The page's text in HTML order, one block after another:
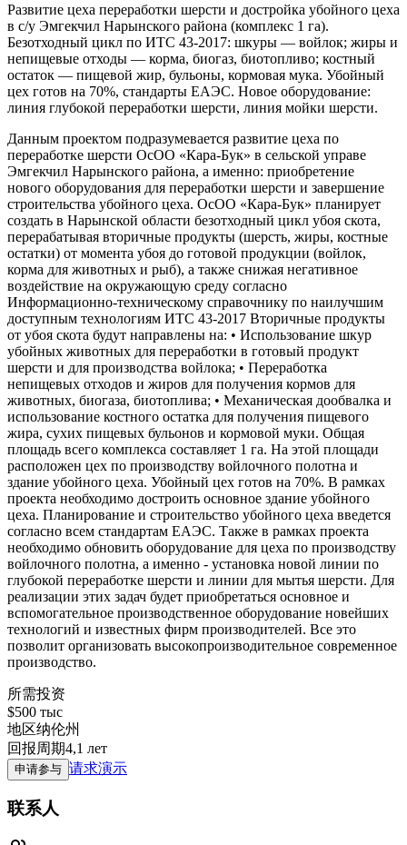
Развитие цеха переработки шерсти и достройка убойного цеха
в с/у Эмгекчил Нарынского района (комплекс 1 га).
Безотходный цикл по ИТС 43-2017: шкуры — войлок; жиры и
непищевые отходы — корма, биогаз, биотопливо; костный
остаток — пищевой жир, бульоны, кормовая мука. Убойный
цех готов на 70%, стандарты ЕАЭС. Новое оборудование:
линия глубокой переработки шерсти, линия мойки шерсти.
Данным проектом подразумевается развитие цеха по
переработке шерсти ОсОО «Кара-Бук» в сельской управе
Эмгекчил Нарынского района, а именно: приобретение
нового оборудования для переработки шерсти и завершение
строительства убойного цеха. ОсОО «Кара-Бук» планирует
создать в Нарынской области безотходный цикл убоя скота,
перерабатывая вторичные продукты (шерсть, жиры, костные
остатки) от момента убоя до готовой продукции (войлок,
корма для животных и рыб), а также снижая негативное
воздействие на окружающую среду согласно
Информационно-техническому справочнику по наилучшим
доступным технологиям ИТС 43-2017 Вторичные продукты
от убоя скота будут направлены на: • Использование шкур
убойных животных для переработки в готовый продукт
шерсти и для производства войлока; • Переработка
непищевых отходов и жиров для получения кормов для
животных, биогаза, биотоплива; • Механическая дообвалка и
использование костного остатка для получения пищевого
жира, сухих пищевых бульонов и кормовой муки. Общая
площадь всего комплекса составляет 1 га. На этой площади
расположен цех по производству войлочного полотна и
здание убойного цеха. Убойный цех готов на 70%. В рамках
проекта необходимо достроить основное здание убойного
цеха. Планирование и строительство убойного цеха введется
согласно всем стандартам ЕАЭС. Также в рамках проекта
необходимо обновить оборудование для цеха по производству
войлочного полотна, а именно - установка новой линии по
глубокой переработке шерсти и линии для мытья шерсти. Для
реализации этих задач будет приобретаться основное и
вспомогательное производственное оборудование новейших
технологий и известных фирм производителей. Все это
позволит организовать высокопроизводительное современное
производство.
所需投资
$500 тыс
地区纳伦州
回报周期4,1 лет
申请参与 请求演示
联系人